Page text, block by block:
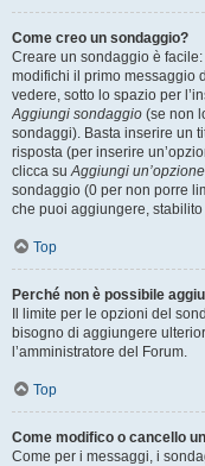
Come creo un sondaggio?
Creare un sondaggio è
modifichi il primo messaggio
vedere, sotto lo spazio per
Aggiungi sondaggio (se non
sondaggi). Basta inserire un
risposta (per inserire
clicca suAggiungi un’opzione
sondaggio (0 per non porre
che puoi aggiungere, stabilito
Top
Perché non è possibile
Il limite per le opzioni del
bisogno di aggiungere
l’amministratore del Forum.
Top
Come modifico o cancello
Come per i messaggi, i